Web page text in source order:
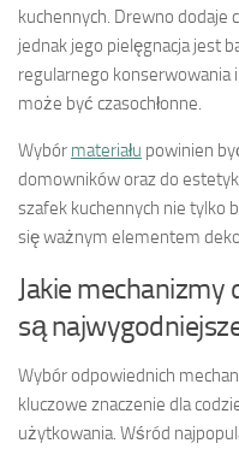
kuchennych. Drewno dodaje
jednak jego pielęgnacja jest
regularnego konserwowania
może być czasochłonne.
Wybór materiału powinien
domowników oraz do
szafek kuchennych nie tylko
się ważnym elementem
Jakie
są
Wybór odpowiednich
kluczowe znaczenie dla
użytkowania. Wśród